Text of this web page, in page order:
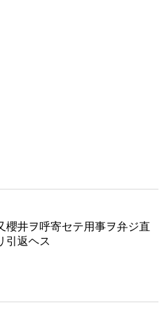
井ヲ呼寄セテ用事ヲ弁ジ直
引返ヘス